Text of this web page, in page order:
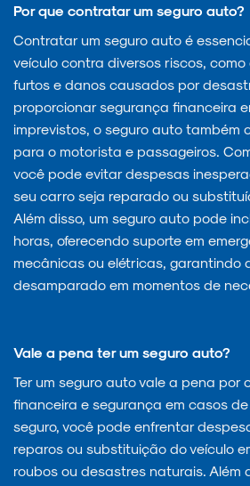
Por que contratar um seguro auto?
Contratar um seguro auto é
veículo contra diversos riscos,
furtos e danos causados por
proporcionar segurança financeira
imprevistos, o seguro auto também
para o motorista e passageiros.
você pode evitar despesas
seu carro seja reparado ou
Além disso, um seguro auto pode
horas, oferecendo suporte em
mecânicas ou elétricas, garantindo
desamparado em momentos de
Vale a pena ter um seguro auto?
Ter um seguro auto vale a pena por
financeira e segurança em casos de
seguro, você pode enfrentar
reparos ou substituição do veículo
roubos ou desastres naturais. Além